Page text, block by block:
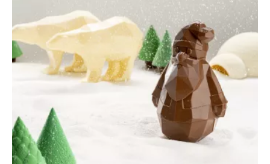
Origami